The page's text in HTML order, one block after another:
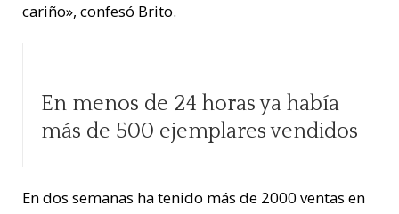
cariño», confesó Brito.
En menos de 24 horas ya había
más de 500 ejemplares vendidos
En dos semanas ha tenido más de 2000 ventas en